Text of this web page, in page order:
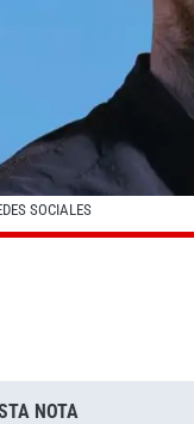
SOCIALES
NOTA